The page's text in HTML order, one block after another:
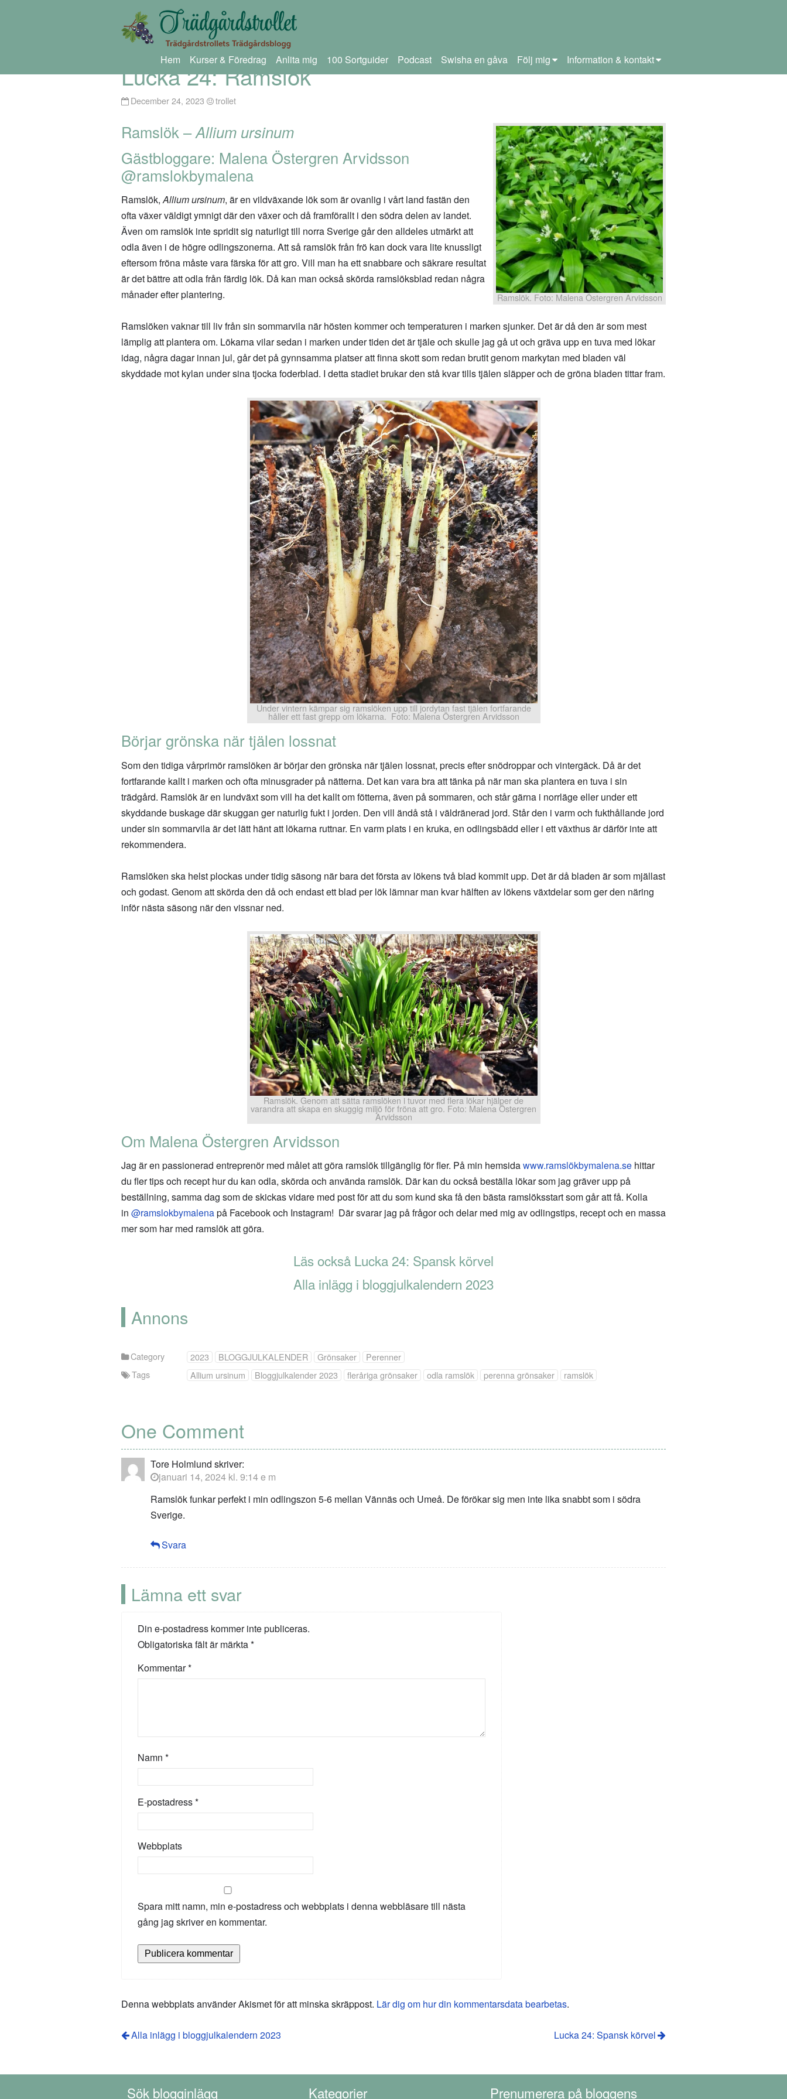
Hem Kurser & Föredrag Anlita mig 100 Sortguider Podcast Swisha en gåva Följ mig Information & kontakt
Lucka 24: Ramslök
December 24, 2023 trollet
Ramslök. Foto: Malena Östergren Arvidsson
Ramslök –Allium ursinum
Gästbloggare: Malena Östergren Arvidsson
@ramslokbymalena
Ramslök,Allium ursinum, är en vildväxande lök som är ovanlig i vårt land fastän den
ofta växer väldigt ymnigt där den växer och då framförallt i den södra delen av landet.
Även om ramslök inte spridit sig naturligt till norra Sverige går den alldeles utmärkt att
odla även i de högre odlingszonerna. Att så ramslök från frö kan dock vara lite knussligt
eftersom fröna måste vara färska för att gro. Vill man ha ett snabbare och säkrare resultat
är det bättre att odla från färdig lök. Då kan man också skörda ramslöksblad redan några
månader efter plantering.
Ramslöken vaknar till liv från sin sommarvila när hösten kommer och temperaturen i marken sjunker. Det är då den är som mest
lämplig att plantera om. Lökarna vilar sedan i marken under tiden det är tjäle och skulle jag gå ut och gräva upp en tuva med lökar
idag, några dagar innan jul, går det på gynnsamma platser att finna skott som redan brutit genom markytan med bladen väl
skyddade mot kylan under sina tjocka foderblad. I detta stadiet brukar den stå kvar tills tjälen släpper och de gröna bladen tittar fram.
Under vintern kämpar sig ramslöken upp till jordytan fast tjälen fortfarande
håller ett fast grepp om lökarna. Foto: Malena Östergren Arvidsson
Börjar grönska när tjälen lossnat
Som den tidiga vårprimör ramslöken är börjar den grönska när tjälen lossnat, precis efter snödroppar och vintergäck. Då är det
fortfarande kallt i marken och ofta minusgrader på nätterna. Det kan vara bra att tänka på när man ska plantera en tuva i sin
trädgård. Ramslök är en lundväxt som vill ha det kallt om fötterna, även på sommaren, och står gärna i norrläge eller under ett
skyddande buskage där skuggan ger naturlig fukt i jorden. Den vill ändå stå i väldränerad jord. Står den i varm och fukthållande jord
under sin sommarvila är det lätt hänt att lökarna ruttnar. En varm plats i en kruka, en odlingsbädd eller i ett växthus är därför inte att
rekommendera.
Ramslöken ska helst plockas under tidig säsong när bara det första av lökens två blad kommit upp. Det är då bladen är som mjällast
och godast. Genom att skörda den då och endast ett blad per lök lämnar man kvar hälften av lökens växtdelar som ger den näring
inför nästa säsong när den vissnar ned.
Ramslök. Genom att sätta ramslöken i tuvor med flera lökar hjälper de
varandra att skapa en skuggig miljö för fröna att gro. Foto: Malena Östergren
Arvidsson
Om Malena Östergren Arvidsson
Jag är en passionerad entreprenör med målet att göra ramslök tillgänglig för fler. På min hemsidawww.ramslökbymalena.se hittar
du fler tips och recept hur du kan odla, skörda och använda ramslök. Där kan du också beställa lökar som jag gräver upp på
beställning, samma dag som de skickas vidare med post för att du som kund ska få den bästa ramslöksstart som går att få. Kolla
in @ramslokbymalenapå Facebook och Instagram! Där svarar jag på frågor och delar med mig av odlingstips, recept och en massa
mer som har med ramslök att göra.
Läs också Lucka 24: Spansk körvel
Alla inlägg i bloggjulkalendern 2023
Annons
Category 2023 BLOGGJULKALENDER Grönsaker
Perenner
Tags
Allium ursinum Bloggjulkalender 2023 fleråriga grönsaker odla ramslök perenna grönsaker ramslök
One Comment
Tore Holmlund skriver:
januari 14, 2024 kl. 9:14 e m
Ramslök funkar perfekt i min odlingszon 5-6 mellan Vännäs och Umeå. De förökar sig men inte lika snabbt som i södra
Sverige.
Svara
Lämna ett svar
Din e-postadress kommer inte publiceras.
Obligatoriska fält är märkta*
Kommentar*
Namn*
E-postadress*
Webbplats
Spara mitt namn, min e-postadress och webbplats i denna webbläsare till nästa
gång jag skriver en kommentar.
Denna webbplats använder Akismet för att minska skräppost. Lär dig om hur din kommentarsdata bearbetas.
Alla inlägg i bloggjulkalendern 2023 Lucka 24: Spansk körvel
Sök blogginlägg Kategorier Prenumerera på bloggens